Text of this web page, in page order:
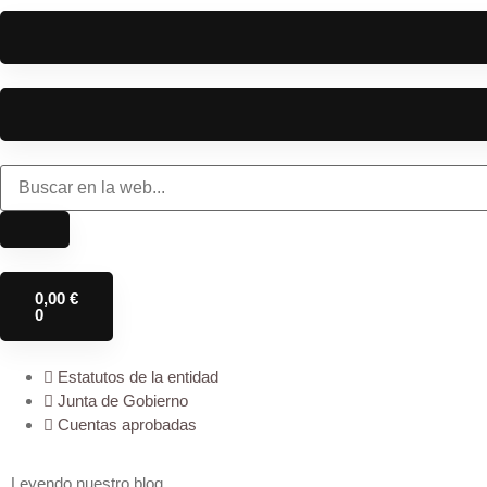
0,00 €
0
Estatutos de la entidad
Junta de Gobierno
Cuentas aprobadas
Leyendo nuestro blog